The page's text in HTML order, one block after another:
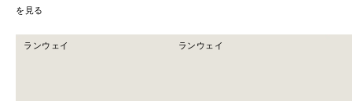
を見る
ランウェイ ランウェイ